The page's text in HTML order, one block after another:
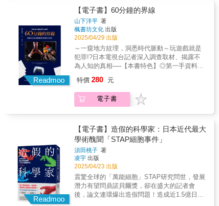
慕姿（諮商心理師） 陳潔晧（作家） 隋棠（演
員） 鐘穎（心理學作家．「愛智者書窩」版
主） 一致推薦 ●吳曉樂（作家）── 菅野並未
承諾，拋棄父母的人會立刻得到煥然一新的生
活，相反地，有秩序等待被建立，有空缺等待
被填補，有太多的個性等待被認領。無論如
何，終究是跨出第一步了。借用菅野的話，如
果拋棄父母是最後手段，我願意站在你這邊。
●李佳燕（家庭醫師）── 讓我們誠實地面對這
少。讓我們殘酷地承認吧！你愛你的母親，遠
遠多於你的母親對你的愛。 當窮盡一生在討好
無論肉體還是心靈上都不斷傷害你的母親之
本書勇敢地打破親情掛帥的社會倫理常規，解
救了許多不曾被好好愛過的女孩。 ●陳潔晧
（作家）── 來自母親的詛咒無所不在，但仍不
放棄在黑暗中尋求溫柔的救贖。我們的人生就
是如此。 ●鐘穎（心理學作家，「愛智者書
窩」版主）── 親子關係是夫妻關係的延伸，每
個兒虐問題的背後都有兩個受傷的大人，書中
的故事再次證明了這一點。追求和解永遠是心
們，誕生並茁壯於2010年代自媒體蓬勃發展的
網路土壤中。」－Olivia董芸安（荷事生非
Oranje Express共同創辦人）荷蘭，和你想像
中的，完全不一樣！跟著荷事生非，穿梭低地
國的過去，來到現在，迎向未來，讓我們看他
們的歷經的變遷和轉型，如何創新．怎樣永
續！外國的月亮比較圓？我們很常以一雙充滿
國令人讚賞的一面。不過，除了自由、寬容與
商業創新等一眾美好詞彙，荷蘭更深層的社會
面貌究竟是如何呢？從近千篇文章精選，最核
心關鍵的22篇好文。分別就轉型．社會．環境
的職場、對待多元性別或許沒有比較平等，對
待職業婦女也有自己的問題。打醒你對「荷蘭
的月亮比較圓」的美好憧憬後，本書收錄一個
較少被媒體報導的話題──荷蘭人深入骨子裡的
運動文化。如果你好奇荷蘭人除了騎自行車還
擅長什麼運動、他們瘋哪些運動賽事，以及在
哪些運動賽場上表現亮眼，請看書中詳細的整
理。在荷蘭，環境永續理念已深植於社會各個
層面，成為國家政策和日常生活的核心思維。
手的收費●4,000億美金(128兆TWD)，世界最昂
貴武器的價值●20萬英鎊(850萬 TWD)，一份壽
險的理賠金額●5,000美金(16萬 TWD)，一具人
體屍體的市場價格這些關於人命價格的數字將
會揭露那些隱藏的、有時令人感到不安的真
相，反映出人們真正重視的是「什麼」以及
「什麼人」。如今我們的生活總有數字或分數
常相隨。作為一個人，你的價值可能被簡化為
按讚數、觀看次數與追蹤人數；你的幸福健康
人輕輕鬆鬆進行比較，也很簡單就能換算成金
錢。如果你認為談論生命的價值很殘忍，請準
備好接受一場顛覆三觀的閱讀體驗。當數字凌
＊深入揭露生命的價格計算從僱傭殺手的市場
價，到人壽保險的理賠金額，再到奴隸買賣的
現狀，本書揭示了生命在各種情境下的真實標
價，顛覆「生命無價」的迷思。＊真實案例與
數據，挑戰道德底線書中包含大量來自全球的
調查數據與真實故事，例如黑幫的謀殺定價、
慈善機構如何衡量救人的成本，甚至政府如何
決定一場疫情封鎖的經濟代價。＊犀利又具可
Readmoo
【電子書】60分鐘的界線
山下洋平 著
楓書坊文化 出版
2025/04/29 出版
～一窺地方紋理，洞悉時代脈動～玩遊戲就是
犯罪!?日本電視台記者深入調查取材、揭露不
為人知的真相──【本書特色】◎第一手資料與
完整收錄歷時三年的取材與採訪內容，揭開未
曾公開的內幕。◎遊戲與社會的拉鋸戰：納入
玩家、創作者、學者、政府等多元視角，解讀
國家層面問題與社會弊病，發揮媒體第四權之
用。▌專文推薦「正是在地方，使新聞精神依然
鮮活存在。本書從地方視角窺見了日本社會現
狀，為非虛構的調查報導類傑作。」──松本創
（紀實作家）「少數人會營造出氛圍，將事情
推向預設的方向。這本書所描述的，正是如今
在各地頻繁發生的現象。」──武田砂鐵（作
家）日本香川縣議會通過了全國首例的《網
路・遊戲成癮對策條例》，設下「60分鐘的遊
特價 280 元
電子書
Readmoo
【電子書】造假的科學家：日本近代最大
學術醜聞「STAP細胞事件」
須田桃子 著
凌宇 出版
2025/04/23 出版
震驚全球的「萬能細胞」STAP研究問世， 發展
潛力有望問鼎諾貝爾獎， 卻在盛大的記者會
後，論文連環爆出造假問題！ 造成近1.5億日圓